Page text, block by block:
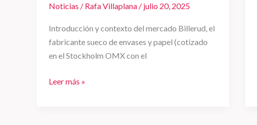
Noticias / Rafa Villaplana / julio 20, 2025
Introducción y contexto del mercado Billerud, el
fabricante sueco de envases y papel (cotizado
en el Stockholm OMX con el
Leer más »